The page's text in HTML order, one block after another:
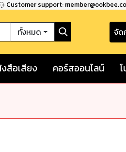
Customer support:
ทั้งหมด จัด
สือเสียง คอร์สออนไลน์